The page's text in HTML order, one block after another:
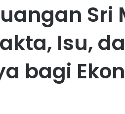
Sri
Isu,
bagi